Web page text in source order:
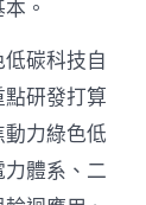
。
低碳科技自
研發打算
力綠色低
體系、二